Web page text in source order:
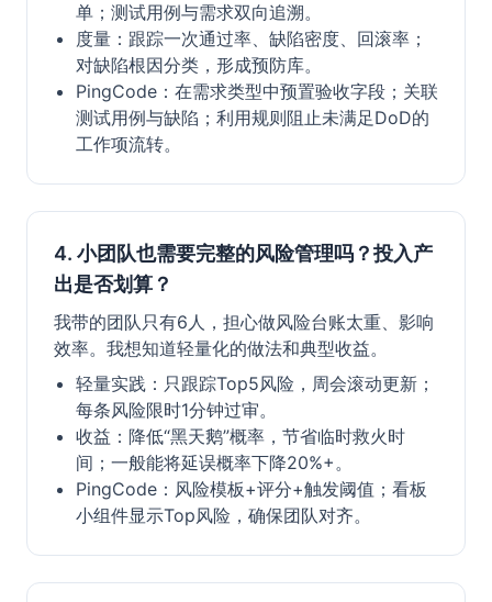
单；测试用例与需求双向追溯。
度量：跟踪一次通过率、缺陷密度、回滚率；
对缺陷根因分类，形成预防库。
PingCode：在需求类型中预置验收字段；关联
测试用例与缺陷；利用规则阻止未满足DoD的
工作项流转。
4. 小团队也需要完整的风险管理吗？投入产
出是否划算？
我带的团队只有6人，担心做风险台账太重、影响
效率。我想知道轻量化的做法和典型收益。
轻量实践：只跟踪Top5风险，周会滚动更新；
每条风险限时1分钟过审。
收益：降低“黑天鹅”概率，节省临时救火时
间；一般能将延误概率下降20%+。
PingCode：风险模板+评分+触发阈值；看板
小组件显示Top风险，确保团队对齐。